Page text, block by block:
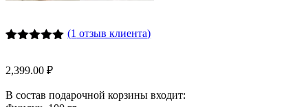
на основе
пользователей
(1 отзыв клиента)
2,399.00 ₽
В состав подарочной корзины входит: ⠀